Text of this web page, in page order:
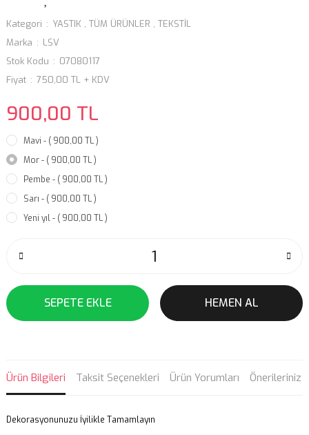
Kategori YASTIK , TÜM ÜRÜNLER , TEKSTİL
Marka
LSV
Stok Kodu
07080117
Fiyat
750,00 TL + KDV
900,00 TL
Mavi - ( 900,00 TL )
Mor - ( 900,00 TL )
Pembe - ( 900,00 TL )
Sarı - ( 900,00 TL )
Yeni yıl - ( 900,00 TL )
SEPETE EKLE HEMEN AL
Ürün Bilgileri Taksit Seçenekleri Ürün Yorumları Önerileriniz
Dekorasyonunuzu İyilikle Tamamlayın